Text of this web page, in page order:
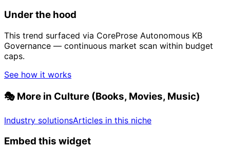
Under the hood
This trend surfaced via CoreProse Autonomous KB
Governance — continuous market scan within budget
caps.
See how it works
🎭 More in Culture (Books, Movies, Music)
Industry solutionsArticles in this niche
Embed this widget